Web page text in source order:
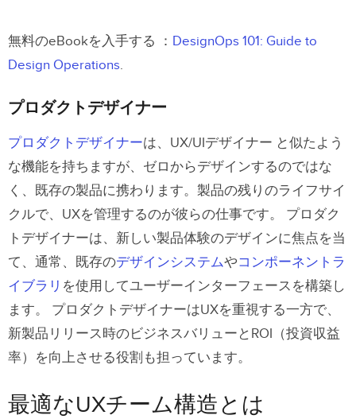
無料のeBookを入手する ： DesignOps 101: Guide to
Design Operations.
プロダクトデザイナー
プロダクトデザイナーは、UX/UIデザイナー と似たよう
な機能を持ちますが、ゼロからデザインするのではな
く、既存の製品に携わります。製品の残りのライフサイ
クルで、UXを管理するのが彼らの仕事です。
プロダク
トデザイナーは、新しい製品体験のデザインに焦点を当
て、通常、既存のデザインシステムやコンポーネントラ
イブラリ を使用してユーザーインターフェースを構築し
ます。
プロダクトデザイナーはUXを重視する一方で、
新製品リリース時のビジネスバリューとROI（投資収益
率）を向上させる役割も担っています。
最適なUXチーム構造とは